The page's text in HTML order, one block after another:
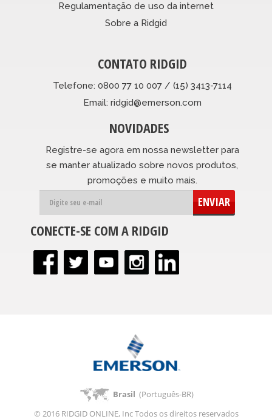
Regulamentação de uso da internet
Sobre a Ridgid
CONTATO RIDGID
Telefone: 0800 77 10 007 / (15) 3413-7114
Email: ridgid@emerson.com
NOVIDADES
Registre-se agora em nossa newsletter para
se manter atualizado sobre novos produtos,
promoções e muito mais.
ENVIAR
CONECTE-SE COM A RIDGID
Brasil (Português-BR)
© 2016 RIDGID ONLINE, Inc Todos os direitos reservados